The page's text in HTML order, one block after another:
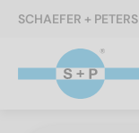
SCHAEFER +